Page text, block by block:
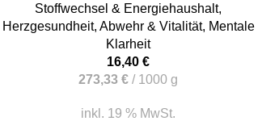
Stoffwechsel & Energiehaushalt,
Herzgesundheit, Abwehr & Vitalität, Mentale
Klarheit
16,40€
273,33€ / 1000 g
inkl. 19 % MwSt.